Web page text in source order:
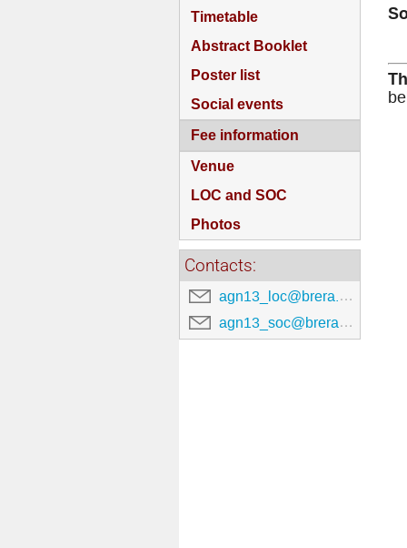
Timetable
Abstract Booklet
Poster list
Social events
Fee information
Venue
LOC and SOC
Photos
Contacts:
agn13_loc@brera.inaf.it
agn13_soc@brera.inaf.it